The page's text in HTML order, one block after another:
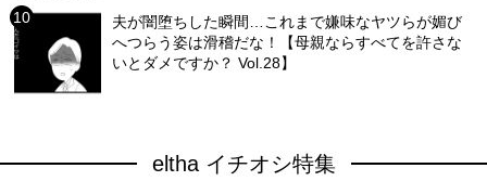
夫が闇堕ちした瞬間…これまで嫌味なヤツらが媚び
へつらう姿は滑稽だな！【母親ならすべてを許さな
いとダメですか？ Vol.28】
eltha イチオシ特集